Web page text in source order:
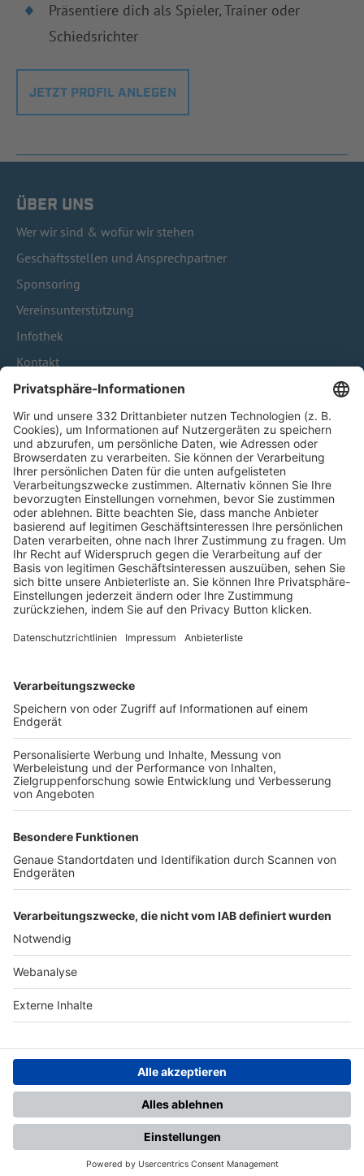
Präsentiere dich als Spieler, Trainer oder
Schiedsrichter
JETZT PROFIL ANLEGEN
ÜBER UNS
Wer wir sind & wofür wir stehen
Geschäftsstellen und Ansprechpartner
Sponsoring
Vereinsunterstützung
Infothek
Kontakt
HÄUFIG BESUCHTE SEITEN
Pässe und Vereinswechsel
Trainerausbildung
Schulungsangebot Vereinsmitarbeiter
BFV-Geschäftsstellen
Trainerbörse
Login SpielPlus
FOLGE DEM BFV
TOP-VEREINE
TOP-PARTNER
Nutzungsbedingungen Datenschutz Impressum